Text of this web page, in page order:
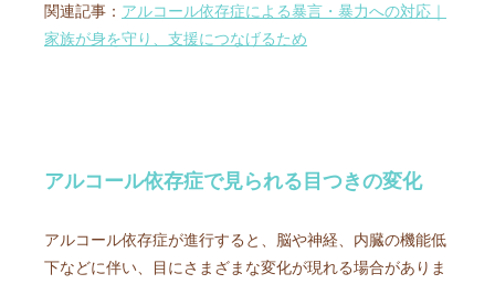
関連記事： アルコール依存症による暴言・暴力への対応｜
家族が身を守り、支援につなげるため
アルコール依存症で見られる目つきの変化
アルコール依存症が進行すると、脳や神経、内臓の機能低
下などに伴い、目にさまざまな変化が現れる場合がありま